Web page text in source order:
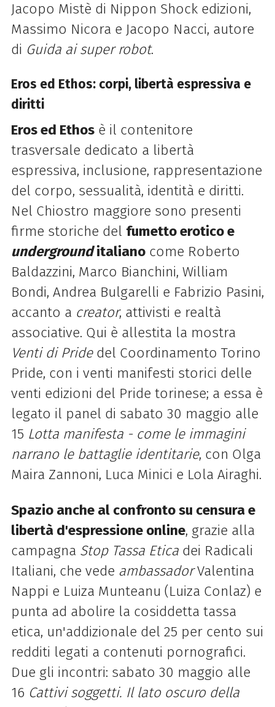
Jacopo Mistè di Nippon Shock edizioni,
Massimo Nicora e Jacopo Nacci, autore
di Guida ai super robot.
Eros ed Ethos: corpi, libertà espressiva e
diritti
Eros ed Ethosè il contenitore
trasversale dedicato a libertà
espressiva, inclusione, rappresentazione
del corpo, sessualità, identità e diritti.
Nel Chiostro maggiore sono presenti
firme storiche del fumetto erotico e
undergrounditalianocome Roberto
Baldazzini, Marco Bianchini, William
Bondi, Andrea Bulgarelli e Fabrizio Pasini,
accanto a creator, attivisti e realtà
associative. Qui è allestita la mostra
Venti di Pridedel Coordinamento Torino
Pride, con i venti manifesti storici delle
venti edizioni del Pride torinese; a essa è
legato il panel di sabato 30 maggio alle
15 Lotta manifesta - come le immagini
narrano le battaglie identitarie, con Olga
Maira Zannoni, Luca Minici e Lola Airaghi.
Spazio anche al confronto su censura e
libertà d'espressione online, grazie alla
campagna Stop Tassa Eticadei Radicali
Italiani, che vede ambassadorValentina
Nappi e Luiza Munteanu (Luiza Conlaz) e
punta ad abolire la cosiddetta tassa
etica, un'addizionale del 25 per cento sui
redditi legati a contenuti pornografici.
Due gli incontri: sabato 30 maggio alle
16 Cattivi soggetti. Il lato oscuro della